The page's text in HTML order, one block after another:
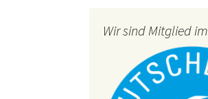
Wir sind Mitglied im